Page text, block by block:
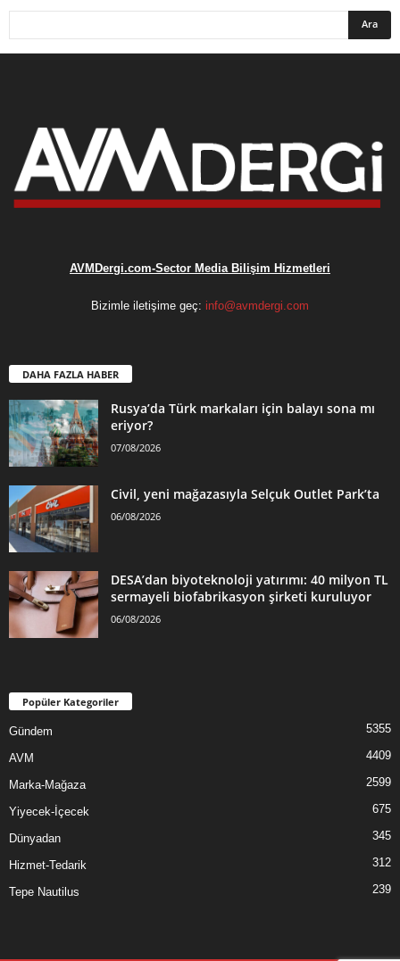
AVMDergi.com-Sector Media Bilişim Hizmetleri
Bizimle iletişime geç: info@avmdergi.com
DAHA FAZLA HABER
Rusya’da Türk markaları için balayı sona mı
eriyor?
07/08/2026
Civil, yeni mağazasıyla Selçuk Outlet Park’ta
06/08/2026
DESA’dan biyoteknoloji yatırımı: 40 milyon TL
sermayeli biofabrikasyon şirketi kuruluyor
06/08/2026
Popüler Kategoriler
Gündem 5355
AVM 4409
Marka-Mağaza 2599
Yiyecek-İçecek 675
Dünyadan 345
Hizmet-Tedarik 312
Tepe Nautilus 239